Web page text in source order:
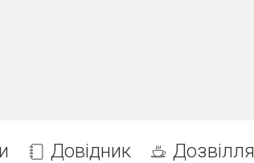
Довідник Дозвілля